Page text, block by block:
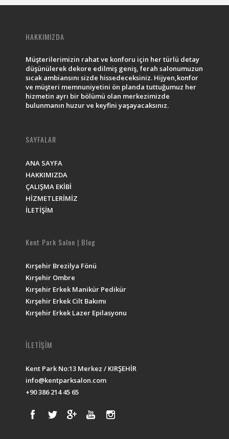
HAKKIMIZDA
Müşterilerimizin rahat ve konforu için her türlü detay
düşünülerek dekore edilmiş geniş, ferah salonumuzun
sıcak ambiansını sizde hissedeceksiniz. Hijyen,konfor
ve müşteri memnuniyetini ön planda tuttuğumuz her
hizmetin ayrı bir bölümü olan merkezimizde
bulunmanın huzur ve keyfini yaşayacaksınız.
SAYFALAR
ANA SAYFA
HAKKIMIZDA
ÇALIŞMA EKİBİ
HİZMETLERİMİZ
İLETİŞİM
Kent Park Salon | Blog
Kırşehir Brezilya Fönü
Kırşehir Ombre
Kırşehir Erkek Manikür Pedikür
Kırşehir Erkek Cilt Bakımı
Kırşehir Erkek Lazer Epilasyonu
İLETİŞİM
Kent Park No:13 Merkez / KIRŞEHİR
info@kentparksalon.com
+90 386 214 45 65